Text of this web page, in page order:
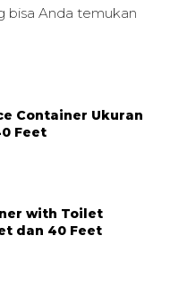
bisa Anda temukan
Container Ukuran
Feet
with Toilet
dan 40 Feet